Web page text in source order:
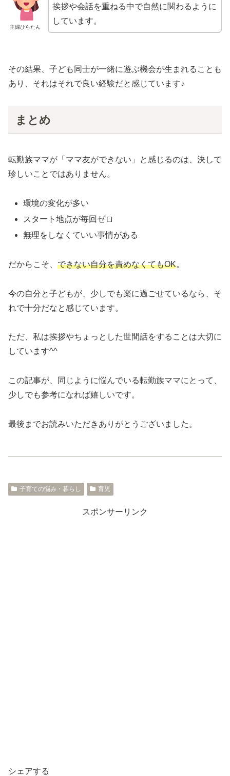
主婦ひらたん
挨拶や会話を重ねる中で自然に関わるように
しています。
その結果、子ども同士が一緒に遊ぶ機会が生まれることも
あり、それはそれで良い経験だと感じています♪
まとめ
転勤族ママが「ママ友ができない」と感じるのは、決して
珍しいことではありません。
環境の変化が多い
スタート地点が毎回ゼロ
無理をしなくていい事情がある
だからこそ、 できない自分を責めなくてもOK。
今の自分と子どもが、少しでも楽に過ごせているなら、そ
れで十分だなと感じています。
ただ、私は挨拶やちょっとした世間話をすることは大切に
しています^^
この記事が、同じように悩んでいる転勤族ママにとって、
少しでも参考になれば嬉しいです。
最後までお読みいただきありがとうございました。
子育ての悩み・暮らし 育児
スポンサーリンク
シェアする